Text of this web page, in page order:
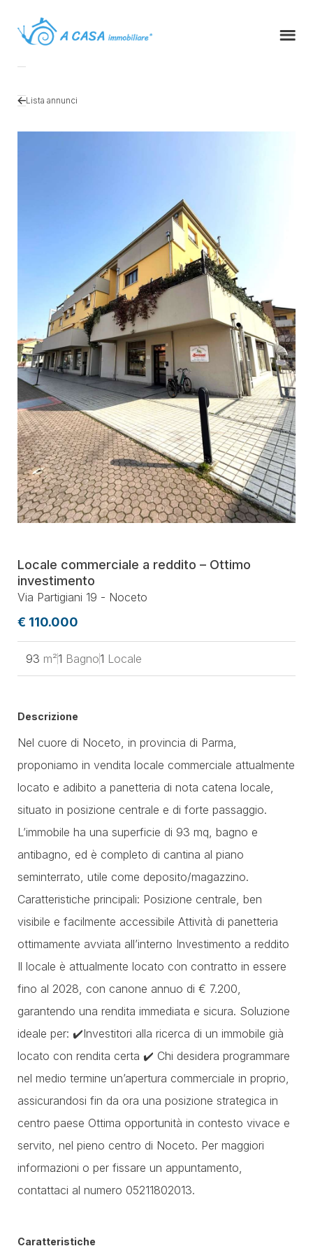
Lista annunci
Locale commerciale a reddito – Ottimo
investimento
Via Partigiani 19 - Noceto
€ 110.000
93 m²1 Bagno1 Locale
Descrizione
Nel cuore di Noceto, in provincia di Parma,
proponiamo in vendita locale commerciale attualmente
locato e adibito a panetteria di nota catena locale,
situato in posizione centrale e di forte passaggio.
L’immobile ha una superficie di 93 mq, bagno e
antibagno, ed è completo di cantina al piano
seminterrato, utile come deposito/magazzino.
Caratteristiche principali: Posizione centrale, ben
visibile e facilmente accessibile Attività di panetteria
ottimamente avviata all’interno Investimento a reddito
Il locale è attualmente locato con contratto in essere
fino al 2028, con canone annuo di € 7.200,
garantendo una rendita immediata e sicura. Soluzione
ideale per: ✔️Investitori alla ricerca di un immobile già
locato con rendita certa ✔️ Chi desidera programmare
nel medio termine un’apertura commerciale in proprio,
assicurandosi fin da ora una posizione strategica in
centro paese Ottima opportunità in contesto vivace e
servito, nel pieno centro di Noceto. Per maggiori
informazioni o per fissare un appuntamento,
contattaci al numero 05211802013.
Caratteristiche